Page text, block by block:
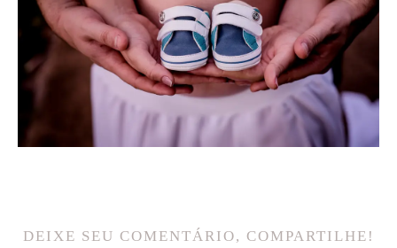
DEIXE SEU COMENTÁRIO, COMPARTILHE!